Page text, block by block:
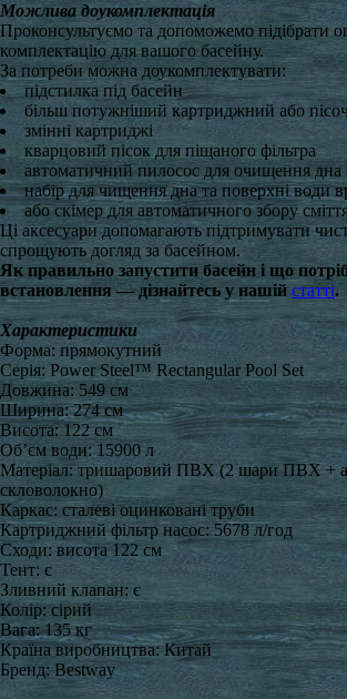
Можлива доукомплектація
Проконсультуємо та допоможемо підібрати
комплектацію для вашого басейну.
За потреби можна доукомплектувати:
підстилка під басейн
більш потужніший картриджний або
змінні картриджі
кварцовий пісок для піщаного фільтра
автоматичний пилосос для очищення дна
набір для чищення дна та поверхні води
або скімер для автоматичного збору
Ці аксесуари допомагають підтримувати
спрощують догляд за басейном.
Як правильно запустити басейн і що
встановлення — дізнайтесь у нашій статті.
Характеристики
Форма: прямокутний
Серія: Power Steel™ Rectangular Pool Set
Довжина: 549 см
Ширина: 274 см
Висота: 122 см
Об’єм води: 15900 л
Матеріал: тришаровий ПВХ (2 шари ПВХ +
скловолокно)
Каркас: сталеві оцинковані труби
Картриджний фільтр насос: 5678 л/год
Сходи: висота 122 см
Тент: є
Зливний клапан: є
Колір: сірий
Вага: 135 кг
Країна виробництва: Китай
Бренд: Bestway